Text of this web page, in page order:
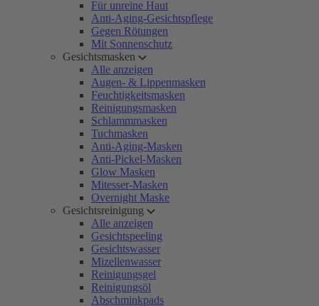
Für unreine Haut
Anti-Aging-Gesichtspflege
Gegen Rötungen
Mit Sonnenschutz
Gesichtsmasken
Alle anzeigen
Augen- & Lippenmasken
Feuchtigkeitsmasken
Reinigungsmasken
Schlammmasken
Tuchmasken
Anti-Aging-Masken
Anti-Pickel-Masken
Glow Masken
Mitesser-Masken
Overnight Maske
Gesichtsreinigung
Alle anzeigen
Gesichtspeeling
Gesichtswasser
Mizellenwasser
Reinigungsgel
Reinigungsöl
Abschminkpads